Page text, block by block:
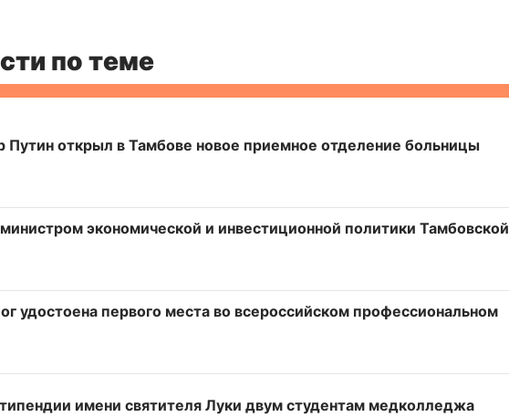
по теме
Путин открыл в Тамбове новое приемное отделение больницы
экономической и инвестиционной политики Тамбовской
удостоена первого места во всероссийском профессиональном
имени святителя Луки двум студентам медколледжа